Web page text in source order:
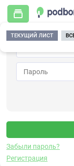
Забыли пароль?
Регистрация
ТЕКУЩИЙ ЛИСТ
Главная /
Датчик